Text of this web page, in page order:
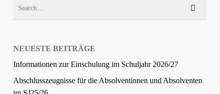
NEUESTE BEITRÄGE
Informationen zur Einschulung im Schuljahr 2026/27
Abschlusszeugnisse für die Absolventinnen und Absolventen